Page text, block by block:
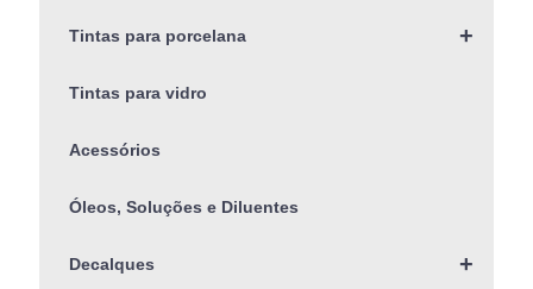
+
Tintas para porcelana
Tintas para vidro
Acessórios
Óleos, Soluções e Diluentes
+
Decalques